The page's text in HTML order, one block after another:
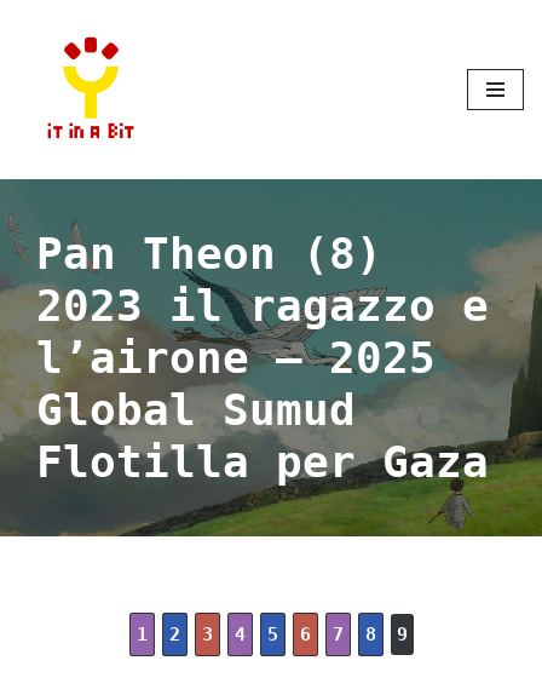
contenuto
Pan Theon (8)
2023 il ragazzo e
l’airone – 2025
Global Sumud
Flotilla per Gaza
1 2 3 4 5 6 7 8 9